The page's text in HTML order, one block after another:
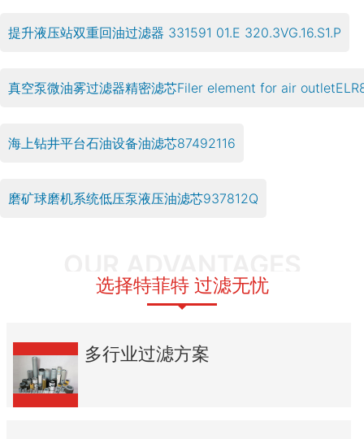
提升液压站双重回油过滤器 331591 01.E 320.3VG.16.S1.P
真空泵微油雾过滤器精密滤芯Filer element for air
海上钻井平台石油设备油滤芯87492116
磨矿球磨机系统低压泵液压油滤芯937812Q
选择特菲特 过滤无忧
多行业过滤方案